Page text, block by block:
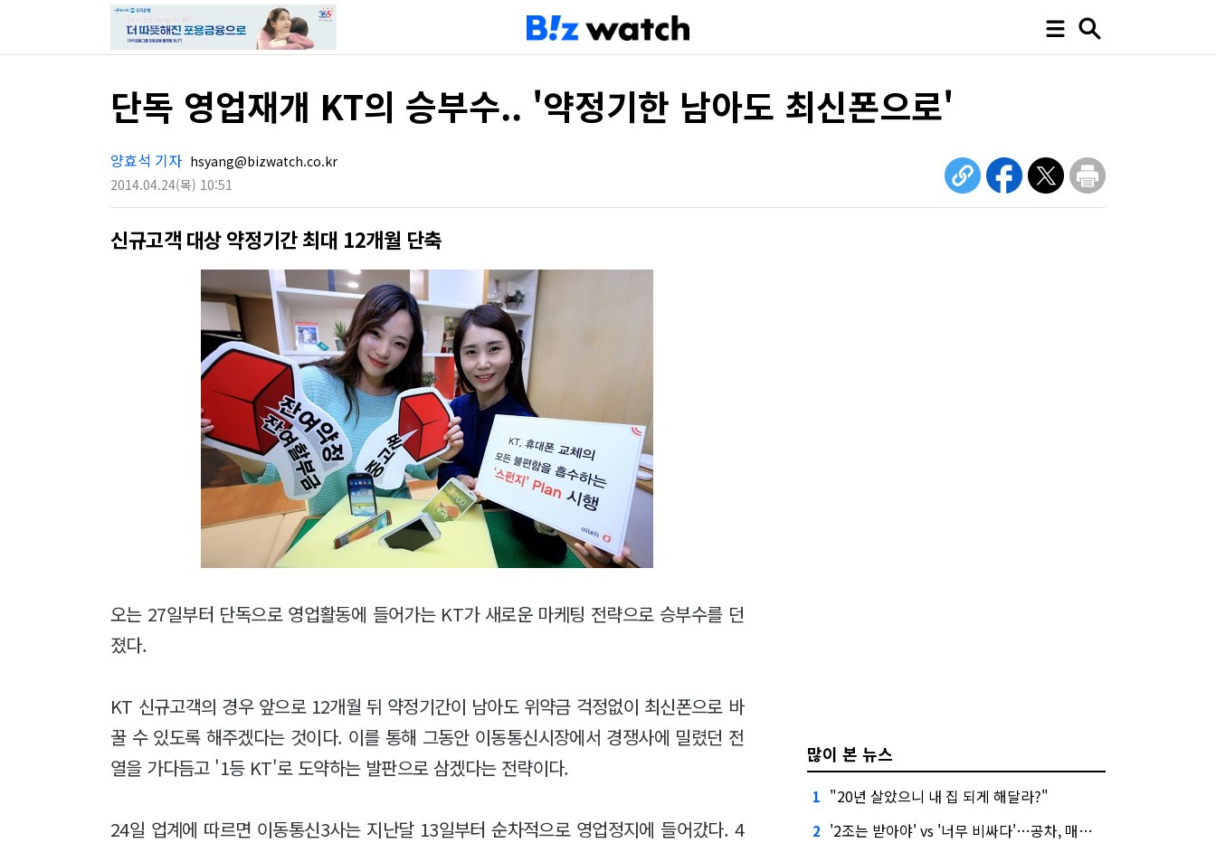
단독 영업재개 KT의 승부수.. '약정기한 남아도 최신폰으로'
양효석 기자 hsyang@bizwatch.co.kr
2014.04.24(목) 10:51
신규고객 대상 약정기간 최대 12개월 단축
오는 27일부터 단독으로 영업활동에 들어가는 KT가 새로운 마케팅 전략으로 승부수를 던
졌다.
KT 신규고객의 경우 앞으로 12개월 뒤 약정기간이 남아도 위약금 걱정없이 최신폰으로 바
꿀 수 있도록 해주겠다는 것이다. 이를 통해 그동안 이동통신시장에서 경쟁사에 밀렸던 전
열을 가다듬고 '1등 KT'로 도약하는 발판으로 삼겠다는 전략이다.
24일 업계에 따르면 이동통신3사는 지난달 13일부터 순차적으로 영업정지에 들어갔다. 4
많이 본 뉴스
1 "20년 살았으니 내 집 되게 해달라?"
2 '2조는 받아야' vs '너무 비싸다'…공차, 매각 성공할까